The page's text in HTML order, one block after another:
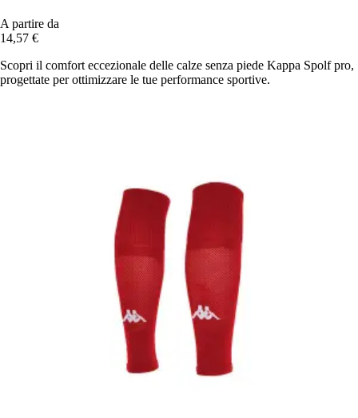
A partire da
14,57 €
Scopri il comfort eccezionale delle calze senza piede Kappa Spolf pro,
progettate per ottimizzare le tue performance sportive.